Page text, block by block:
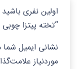
اولین نفری
“تخته پیتزا
نشانی ایمیل
موردنیاز